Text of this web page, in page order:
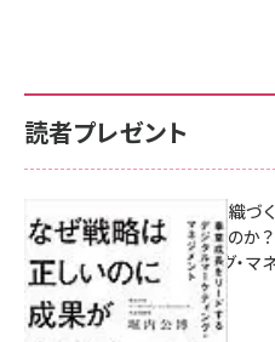
読者プレゼント
成果を生む組織づ
があがらないのか
マーケティング・マ
8月7日 10:00